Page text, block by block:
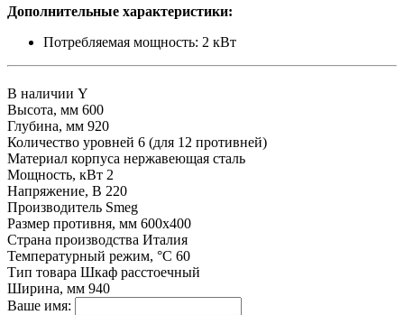
Дополнительные характеристики:
Потребляемая мощность: 2 кВт
В наличии Y
Высота, мм 600
Глубина, мм 920
Количество уровней 6 (для 12 противней)
Материал корпуса нержавеющая сталь
Мощность, кВт 2
Напряжение, В 220
Производитель Smeg
Размер противня, мм 600х400
Страна производства Италия
Температурный режим, °С 60
Тип товара Шкаф расстоечный
Ширина, мм 940
Ваше имя: